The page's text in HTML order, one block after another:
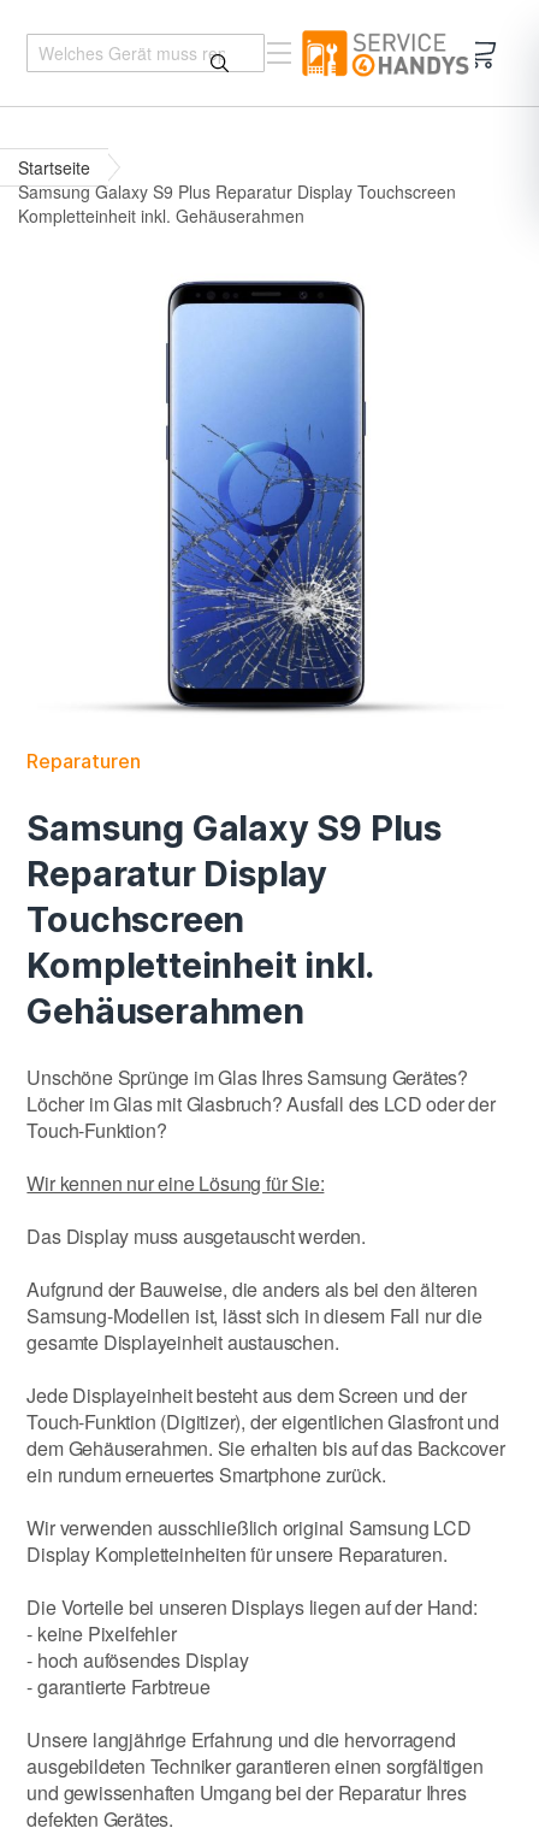
Startseite
Samsung Galaxy S9 Plus Reparatur Display Touchscreen
Kompletteinheit inkl. Gehäuserahmen
Reparaturen
Samsung Galaxy S9 Plus
Reparatur Display
Touchscreen
Kompletteinheit inkl.
Gehäuserahmen
Unschöne Sprünge im Glas Ihres Samsung Gerätes?
Löcher im Glas mit Glasbruch? Ausfall des LCD oder der
Touch-Funktion?
Wir kennen nur eine Lösung für Sie:
Das Display muss ausgetauscht werden.
Aufgrund der Bauweise, die anders als bei den älteren
Samsung-Modellen ist, lässt sich in diesem Fall nur die
gesamte Displayeinheit austauschen.
Jede Displayeinheit besteht aus dem Screen und der
Touch-Funktion (Digitizer), der eigentlichen Glasfront und
dem Gehäuserahmen. Sie erhalten bis auf das Backcover
ein rundum erneuertes Smartphone zurück.
Wir verwenden ausschließlich original Samsung LCD
Display Kompletteinheiten für unsere Reparaturen.
Die Vorteile bei unseren Displays liegen auf der Hand:
- keine Pixelfehler
- hoch aufösendes Display
- garantierte Farbtreue
Unsere langjährige Erfahrung und die hervorragend
ausgebildeten Techniker garantieren einen sorgfältigen
und gewissenhaften Umgang bei der Reparatur Ihres
defekten Gerätes.